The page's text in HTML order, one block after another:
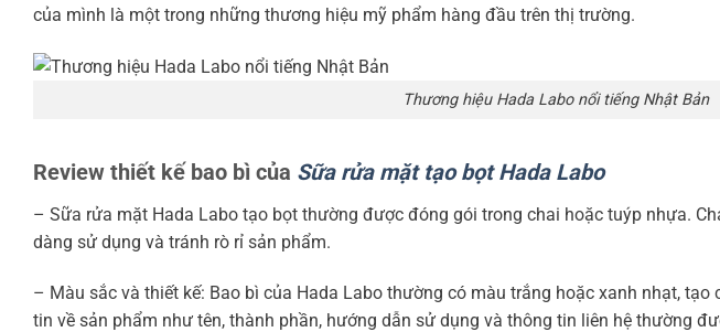
của mình là một trong những thương hiệu mỹ phẩm hàng đầu trên thị trường.
Thương hiệu Hada Labo nổi tiếng Nhật Bản
Review thiết kế bao bì của Sữa rửa mặt tạo bọt Hada Labo
– Sữa rửa mặt Hada Labo tạo bọt thường được đóng gói trong chai hoặc tuýp nhựa.
dàng sử dụng và tránh rò rỉ sản phẩm.
– Màu sắc và thiết kế: Bao bì của Hada Labo thường có màu trắng hoặc xanh nhạt,
tin về sản phẩm như tên, thành phần, hướng dẫn sử dụng và thông tin liên hệ thường